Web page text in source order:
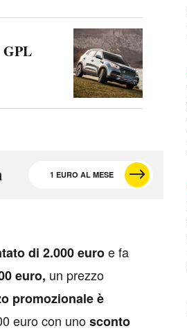
GPL
1 EURO AL MESE
di 2.000 euroe fa
euro, un prezzo
promozionale è
euro con unosconto